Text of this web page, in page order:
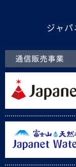
ジャパ
通信販売事業